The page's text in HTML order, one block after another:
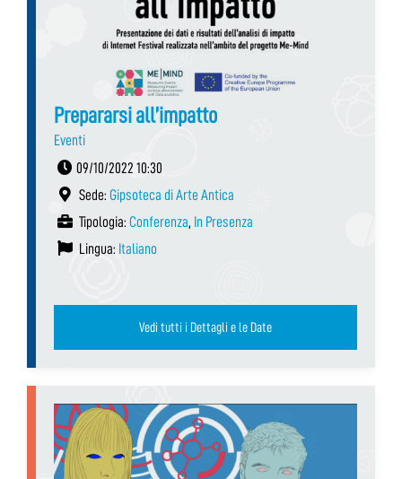
Prepararsi all’impatto
Eventi
09/10/2022 10:30
Sede: Gipsoteca di Arte Antica
Tipologia: Conferenza, In Presenza
Lingua: Italiano
Vedi tutti i Dettagli e le Date